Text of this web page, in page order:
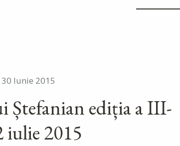
30 Iunie 2015
Ștefanian ediția a III-
iulie 2015